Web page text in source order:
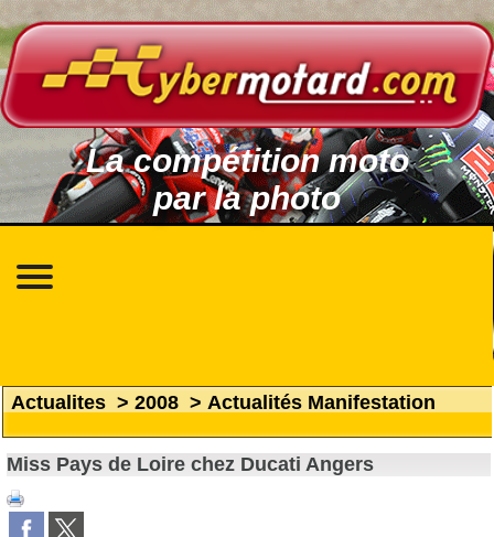
La compétition moto
par la photo
Actualites > 2008 > Actualités Manifestation
Miss Pays de Loire chez Ducati Angers